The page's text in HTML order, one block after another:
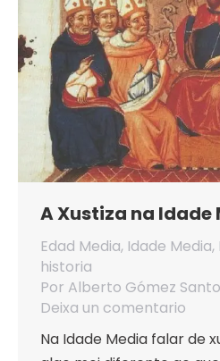
A Xustiza na Idade
Edad Media, Idade Media,
historia
Por Alberto Gómez
Deixa un comentario
Na Idade Media falar de